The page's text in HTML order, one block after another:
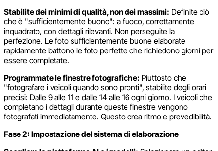
Stabilite dei minimi di qualità, non dei massimi: Definite ciò
che è "sufficientemente buono": a fuoco, correttamente
inquadrato, con dettagli rilevanti. Non perseguite la
perfezione. Le foto sufficientemente buone elaborate
rapidamente battono le foto perfette che richiedono giorni per
essere completate.
Programmate le finestre fotografiche: Piuttosto che
"fotografare i veicoli quando sono pronti", stabilite degli orari
precisi: Dalle 9 alle 11 e dalle 14 alle 16 ogni giorno. I veicoli che
completano i dettagli durante queste finestre vengono
fotografati immediatamente. Questo crea ritmo e prevedibilità.
Fase 2: Impostazione del sistema di elaborazione